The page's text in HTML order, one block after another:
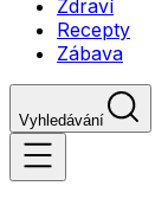
Zdraví
Recepty
Zábava
Vyhledávání